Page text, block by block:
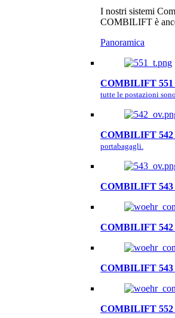
I nostri sistemi
COMBILIFT è
Panoramica
COMBILIFT 551
tutte le postazioni
COMBILIFT 542
portabagagli.
COMBILIFT 543
COMBILIFT 542
COMBILIFT 543
COMBILIFT 552